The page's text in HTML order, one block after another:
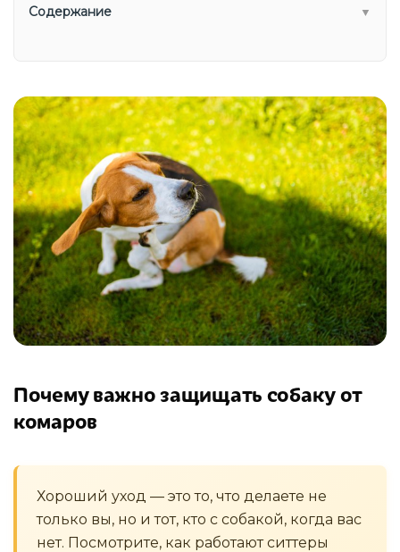
Содержание ▼
Почему важно защищать собаку от
комаров
Хороший уход — это то, что делаете не
только вы, но и тот, кто с собакой, когда вас
нет. Посмотрите, как работают ситтеры